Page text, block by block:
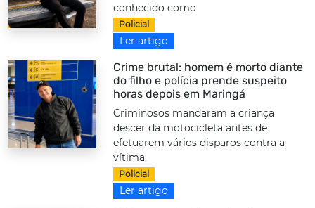
conhecido como
Policial
Ler artigo
Crime brutal: homem é morto diante
do filho e polícia prende suspeito
horas depois em Maringá
Criminosos mandaram a criança
descer da motocicleta antes de
efetuarem vários disparos contra a
vítima.
Policial
Ler artigo